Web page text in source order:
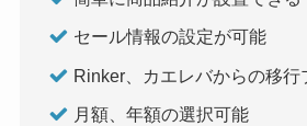
セール情報の設定が可能
Rinker、カエレバからの移行
月額、年額の選択可能